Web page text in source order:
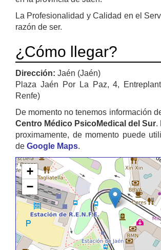
La Profesionalidad y Calidad en el
razón de ser.
¿Cómo llegar?
Dirección: Jaén (Jaén)
Plaza Jaén Por La Paz, 4,
Renfe)
De momento no tenemos información
Centro Médico PsicoMedical del Sur.
proximamente, de momento puede
de Google Maps.
+
−